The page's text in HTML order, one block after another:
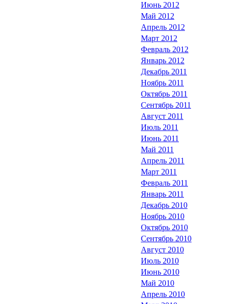
Июнь 2012
Май 2012
Апрель 2012
Март 2012
Февраль 2012
Январь 2012
Декабрь 2011
Ноябрь 2011
Октябрь 2011
Сентябрь 2011
Август 2011
Июль 2011
Июнь 2011
Май 2011
Апрель 2011
Март 2011
Февраль 2011
Январь 2011
Декабрь 2010
Ноябрь 2010
Октябрь 2010
Сентябрь 2010
Август 2010
Июль 2010
Июнь 2010
Май 2010
Апрель 2010